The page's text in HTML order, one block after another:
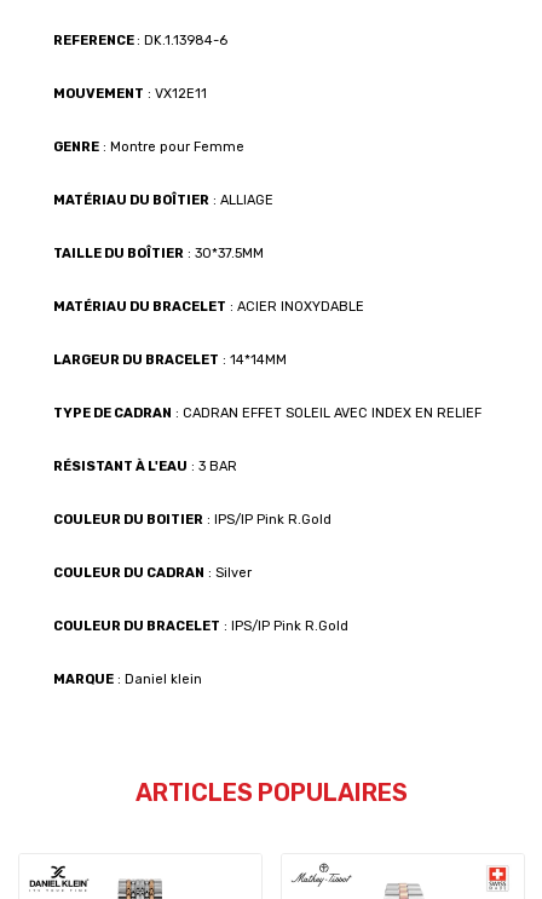
REFERENCE : DK.1.13984-6
MOUVEMENT : VX12E11
GENRE : Montre pour Femme
MATÉRIAU DU BOÎTIER : ALLIAGE
TAILLE DU BOÎTIER : 30*37.5MM
MATÉRIAU DU BRACELET : ACIER INOXYDABLE
LARGEUR DU BRACELET : 14*14MM
TYPE DE CADRAN : CADRAN EFFET SOLEIL AVEC INDEX EN RELIEF
RÉSISTANT À L'EAU : 3 BAR
COULEUR DU BOITIER : IPS/IP Pink R.Gold
COULEUR DU CADRAN : Silver
COULEUR DU BRACELET : IPS/IP Pink R.Gold
MARQUE : Daniel klein
ARTICLES POPULAIRES